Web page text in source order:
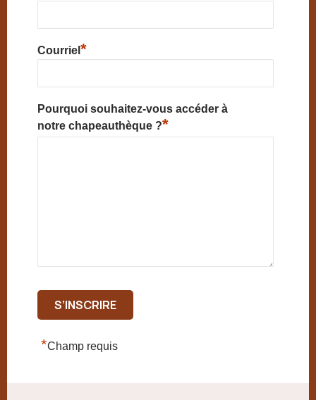
Courriel *
Pourquoi souhaitez-vous accéder à
notre chapeauthèque ?*
*Champ requis